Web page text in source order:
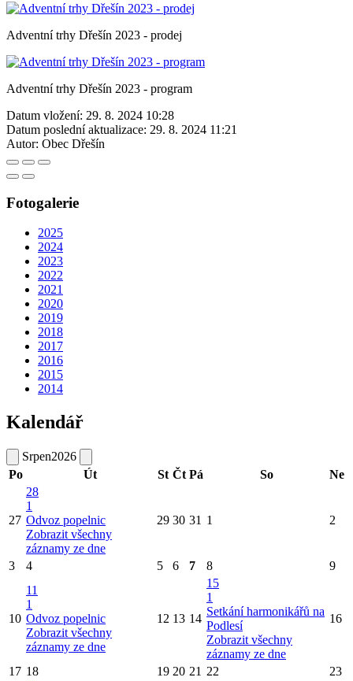
Adventní trhy Dřešín 2023 - prodej
Adventní trhy Dřešín 2023 - program
Datum vložení: 29. 8. 2024 10:28
Datum poslední aktualizace: 29. 8. 2024 11:21
Autor: Obec Dřešín
Fotogalerie
2025
2024
2023
2022
2021
2020
2019
2018
2017
2016
2015
2014
Kalendář
Srpen2026
Po
Út St Čt Pá So Ne
27
28
1
Odvoz popelnic
Zobrazit všechny
záznamy ze dne
29 30 31 1 2
3 4 5 6 7 8 9
10
11
1
Odvoz popelnic
Zobrazit všechny
záznamy ze dne
12 13 14
15
1
Setkání harmonikářů na
Podlesí
Zobrazit všechny
záznamy ze dne
16
17 18 19 20 21 22 23